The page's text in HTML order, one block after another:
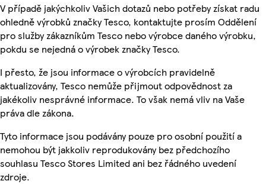
V případě jakýchkoliv Vašich dotazů nebo potřeby získat radu
ohledně výrobků značky Tesco, kontaktujte prosím Oddělení
pro služby zákazníkům Tesco nebo výrobce daného výrobku,
pokdu se nejedná o výrobek značky Tesco.
I přesto, že jsou informace o výrobcích pravidelně
aktualizovány, Tesco nemůže přijmout odpovědnost za
jakékoliv nesprávné informace. To však nemá vliv na Vaše
práva dle zákona.
Tyto informace jsou podávány pouze pro osobní použití a
nemohou být jakkoliv reprodukovány bez předchozího
souhlasu Tesco Stores Limited ani bez řádného uvedení
zdroje.